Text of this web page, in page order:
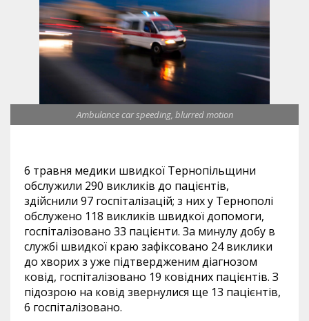
Ambulance car speeding, blurred motion
6 травня медики швидкої Тернопільщини
обслужили 290 викликів до пацієнтів,
здійснили 97 госпіталізацій; з них у Тернополі
обслужено 118 викликів швидкої допомоги,
госпіталізовано 33 пацієнти. За минулу добу в
службі швидкої краю зафіксовано 24 виклики
до хворих з уже підтвердженим діагнозом
ковід, госпіталізовано 19 ковідних пацієнтів. З
підозрою на ковід звернулися ще 13 пацієнтів,
6 госпіталізовано.